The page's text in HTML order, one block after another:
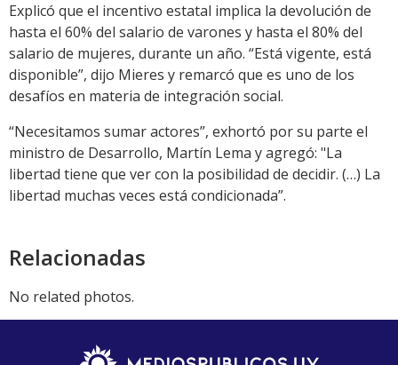
Explicó que el incentivo estatal implica la devolución de
hasta el 60% del salario de varones y hasta el 80% del
salario de mujeres, durante un año. “Está vigente, está
disponible”, dijo Mieres y remarcó que es uno de los
desafíos en materia de integración social.
“Necesitamos sumar actores”, exhortó por su parte el
ministro de Desarrollo, Martín Lema y agregó: "La
libertad tiene que ver con la posibilidad de decidir. (…) La
libertad muchas veces está condicionada”.
Relacionadas
No related photos.